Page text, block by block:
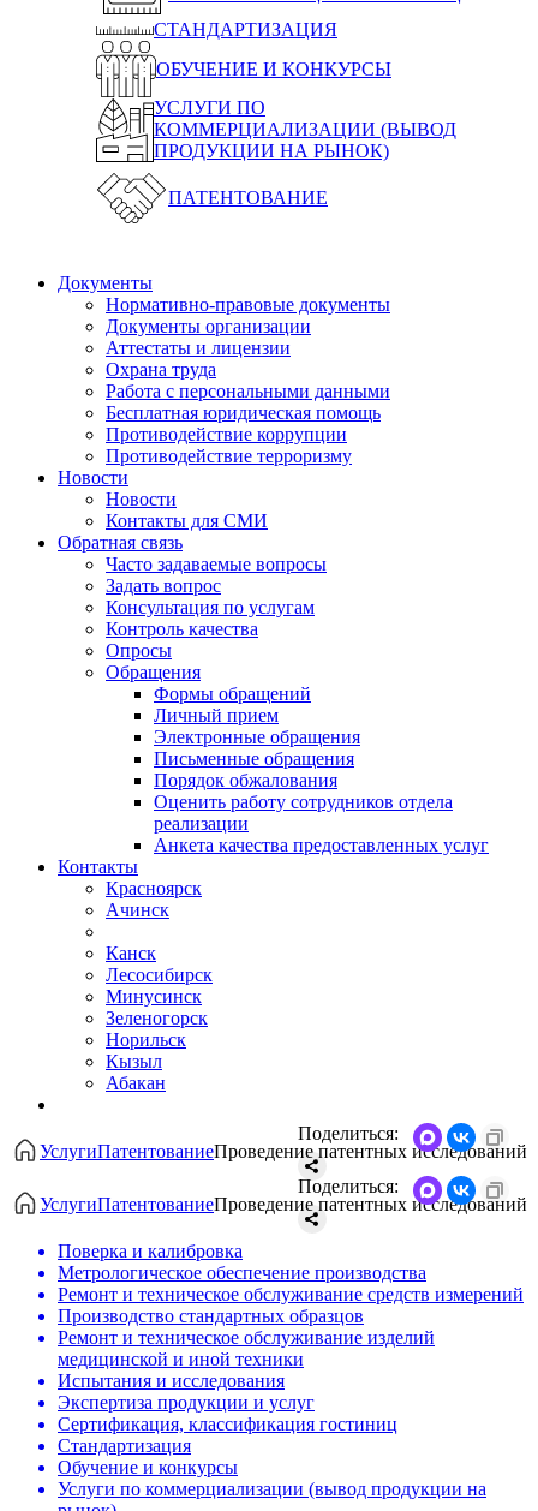
СТАНДАРТИЗАЦИЯ
ОБУЧЕНИЕ И КОНКУРСЫ
УСЛУГИ ПО
КОММЕРЦИАЛИЗАЦИИ (ВЫВОД
ПРОДУКЦИИ НА РЫНОК)
ПАТЕНТОВАНИЕ
Документы
Нормативно-правовые документы
Документы организации
Аттестаты и лицензии
Охрана труда
Работа с персональными данными
Бесплатная юридическая помощь
Противодействие коррупции
Противодействие терроризму
Новости
Новости
Контакты для СМИ
Обратная связь
Часто задаваемые вопросы
Задать вопрос
Консультация по услугам
Контроль качества
Опросы
Обращения
Формы обращений
Личный прием
Электронные обращения
Письменные обращения
Порядок обжалования
Оценить работу сотрудников отдела
реализации
Анкета качества предоставленных услуг
Контакты
Красноярск
Ачинск
Канск
Лесосибирск
Минусинск
Зеленогорск
Норильск
Кызыл
Абакан
УслугиПатентованиеПроведение патентных исследований
Поделиться:
УслугиПатентованиеПроведение патентных исследований
Поделиться:
Поверка и калибровка
Метрологическое обеспечение производства
Ремонт и техническое обслуживание средств измерений
Производство стандартных образцов
Ремонт и техническое обслуживание изделий
медицинской и иной техники
Испытания и исследования
Экспертиза продукции и услуг
Сертификация, классификация гостиниц
Стандартизация
Обучение и конкурсы
Услуги по коммерциализации (вывод продукции на